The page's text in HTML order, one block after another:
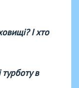
І хто
в